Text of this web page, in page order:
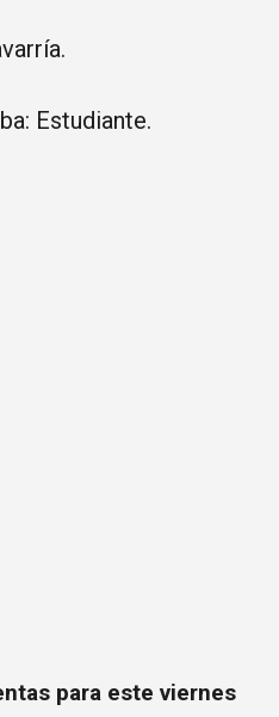
Olavarría.
Estudiante.
para este viernes